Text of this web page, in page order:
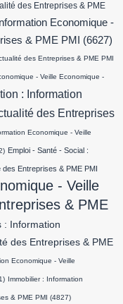
des Entreprises & PME
Economique -
& PME PMI
(6627)
des Entreprises & PME PMI
- Veille Economique -
: Information
des Entreprises
Economique - Veille
Emploi - Santé - Social :
Entreprises & PME PMI
- Veille
& PME
: Information
des Entreprises & PME
Economique - Veille
Immobilier : Information
& PME PMI (4827)